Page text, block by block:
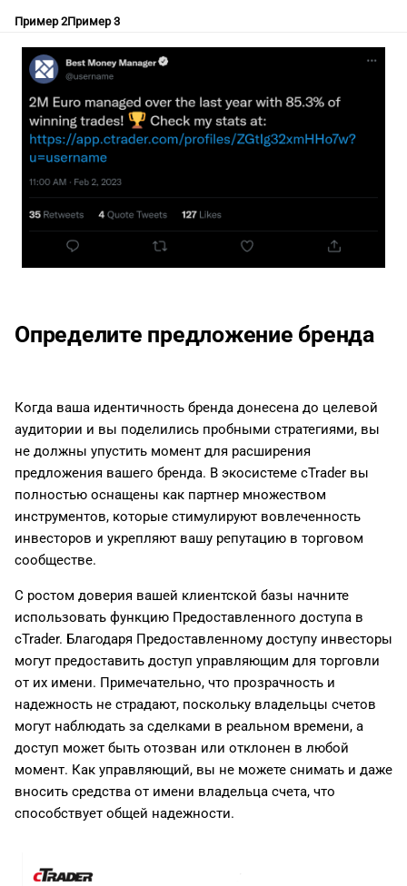
Пример 2Пример 3
Определите предложение бренда
Когда ваша идентичность бренда донесена до целевой
аудитории и вы поделились пробными стратегиями, вы
не должны упустить момент для расширения
предложения вашего бренда. В экосистеме cTrader вы
полностью оснащены как партнер множеством
инструментов, которые стимулируют вовлеченность
инвесторов и укрепляют вашу репутацию в торговом
сообществе.
С ростом доверия вашей клиентской базы начните
использовать функцию Предоставленного доступа в
cTrader. Благодаря Предоставленному доступу инвесторы
могут предоставить доступ управляющим для торговли
от их имени. Примечательно, что прозрачность и
надежность не страдают, поскольку владельцы счетов
могут наблюдать за сделками в реальном времени, а
доступ может быть отозван или отклонен в любой
момент. Как управляющий, вы не можете снимать и даже
вносить средства от имени владельца счета, что
способствует общей надежности.